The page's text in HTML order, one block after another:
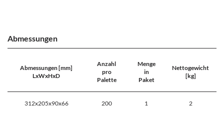
Abmessungen
Abmessungen [mm]
LxWxHxD
Anzahl
pro
Palette
Menge
in
Paket
Nettogewicht
[kg]
312x205x90x66 200 1 2